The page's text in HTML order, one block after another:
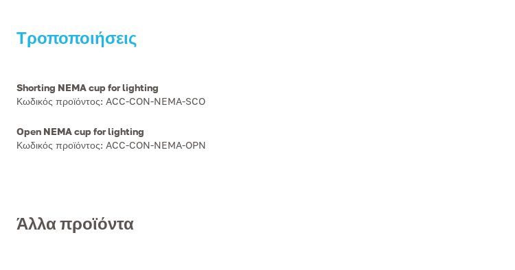
Τροποποιήσεις
Shorting NEMA cup for lighting
Κωδικός προϊόντος: ACC-CON-NEMA-SCO
Open NEMA cup for lighting
Κωδικός προϊόντος: ACC-CON-NEMA-OPN
Άλλα προϊόντα